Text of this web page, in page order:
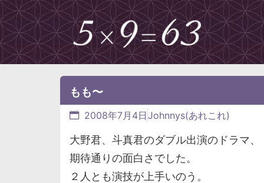
もも〜
2008年7月4日Johnnys(あれこれ)
大野君、斗真君のダブル出演のドラマ、
期待通りの面白さでした。
２人とも演技が上手いのう。